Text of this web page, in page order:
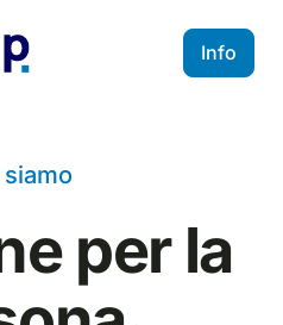
Info
siamo
per la